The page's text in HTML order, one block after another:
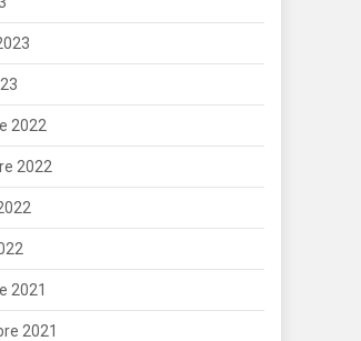
2022
2022
2021
2021